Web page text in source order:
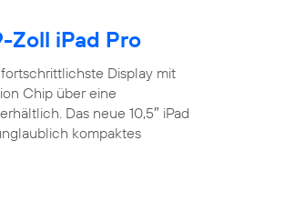
Zoll iPad Pro
Display mit
Chip über eine
erhältlich. Das neue 10,5″ iPad
kompaktes